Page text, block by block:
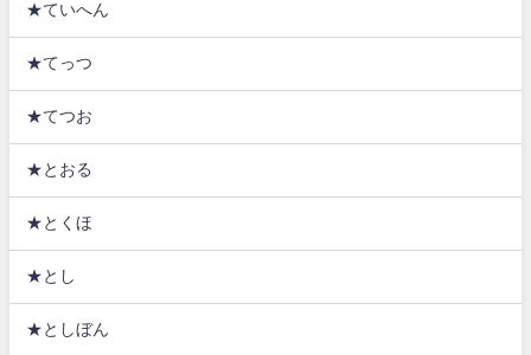
★ていへん
★てっつ
★てつお
★とおる
★とくほ
★とし
★としぼん